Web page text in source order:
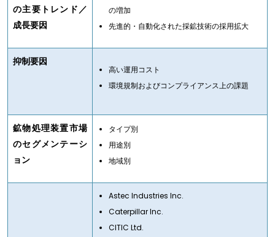
の主要トレンド／
成長要因
の増加
先進的・自動化された採鉱技術の採用拡大
抑制要因
高い運用コスト
環境規制およびコンプライアンス上の課題
鉱物処理装置市場
のセグメンテーシ
ョン
タイプ別
用途別
地域別
Astec Industries Inc.
Caterpillar Inc.
CITIC Ltd.